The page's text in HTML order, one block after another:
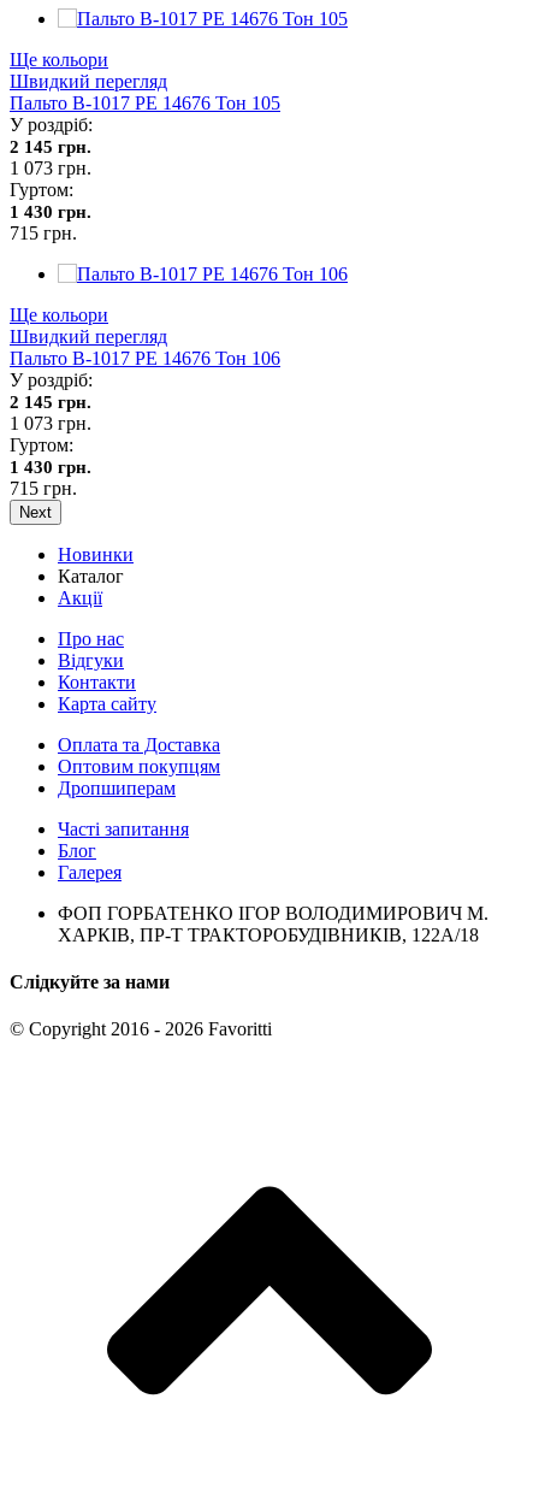
Ще кольори
Швидкий перегляд
Пальто В-1017 PE 14676 Тон 105
У роздріб:
2 145 грн.
1 073 грн.
Гуртом:
1 430 грн.
715 грн.
Ще кольори
Швидкий перегляд
Пальто В-1017 PE 14676 Тон 106
У роздріб:
2 145 грн.
1 073 грн.
Гуртом:
1 430 грн.
715 грн.
Next
Новинки
Каталог
Акції
Про нас
Відгуки
Контакти
Карта сайту
Оплата та Доставка
Оптовим покупцям
Дропшиперам
Часті запитання
Блог
Галерея
ФОП ГОРБАТЕНКО ІГОР ВОЛОДИМИРОВИЧ М.
ХАРКІВ, ПР-Т ТРАКТОРОБУДІВНИКІВ, 122А/18
Слідкуйте за нами
© Copyright 2016 - 2026 Favoritti